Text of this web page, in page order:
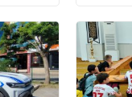
etti
zor
haftada
miktar
hava